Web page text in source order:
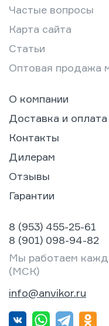
Частые вопросы
Карта сайта
Статьи
Оптовая продажа
О компании
Доставка и оплата
Контакты
Дилерам
Отзывы
Гарантии
8 (953) 455-25-61
8 (901) 098-94-82
Мы работаем
(МСК)
info@anvikor.ru